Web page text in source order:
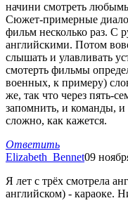
начини смотреть
Сюжет-примерные
фильм несколько раз. С
английскими. Потом
слышать и улавливать
смотерть фильмы
военных, к примеру)
же, так что через пять-
запомнить, и команды, и
сложно, как кажется.
Ответить
Elizabeth_Bennet09
Я лет с трёх смотрела
английском) - караоке.